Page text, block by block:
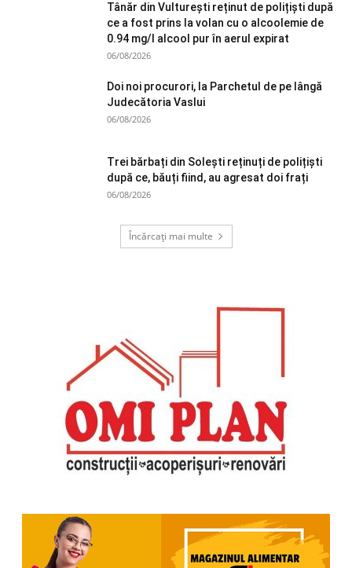
Tânăr din Vulturești reținut de polițiști după
ce a fost prins la volan cu o alcoolemie de
0.94 mg/l alcool pur în aerul expirat
06/08/2026
Doi noi procurori, la Parchetul de pe lângă
Judecătoria Vaslui
06/08/2026
Trei bărbați din Solești reținuți de polițiști
după ce, băuți fiind, au agresat doi frați
06/08/2026
Încărcați mai multe